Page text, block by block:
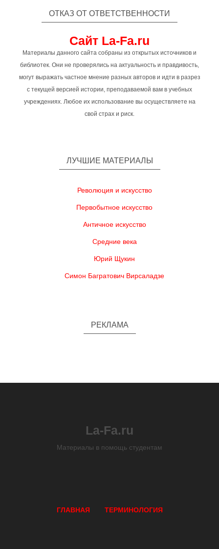
ОТКАЗ ОТ ОТВЕТСТВЕННОСТИ
Сайт La-Fa.ru
Материалы данного сайта собраны из открытых источников и
библиотек. Они не проверялись на актуальность и правдивость,
могут выражать частное мнение разных авторов и идти в разрез
с текущей версией истории, преподаваемой вам в учебных
учреждениях. Любое их использование вы осуществляете на
свой страх и риск.
ЛУЧШИЕ МАТЕРИАЛЫ
Революция и искусство
Первобытное искусство
Античное искусство
Средние века
Юрий Щукин
Симон Багратович Вирсаладзе
РЕКЛАМА
La-Fa.ru
Материалы в помощь студентам
ГЛАВНАЯ ТЕРМИНОЛОГИЯ